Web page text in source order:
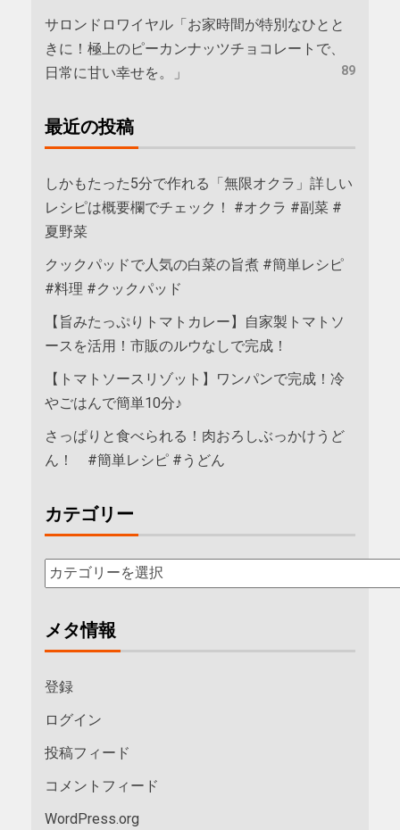
サロンドロワイヤル「お家時間が特別なひとと
きに！極上のピーカンナッツチョコレートで、
日常に甘い幸せを。」
89
最近の投稿
しかもたった5分で作れる「無限オクラ」詳しい
レシピは概要欄でチェック！ #オクラ #副菜 #
夏野菜
クックパッドで人気の白菜の旨煮 #簡単レシピ
#料理 #クックパッド
【旨みたっぷりトマトカレー】自家製トマトソ
ースを活用！市販のルウなしで完成！
【トマトソースリゾット】ワンパンで完成！冷
やごはんで簡単10分♪
さっぱりと食べられる！肉おろしぶっかけうど
ん！ #簡単レシピ #うどん
カテゴリー
メタ情報
登録
ログイン
投稿フィード
コメントフィード
WordPress.org